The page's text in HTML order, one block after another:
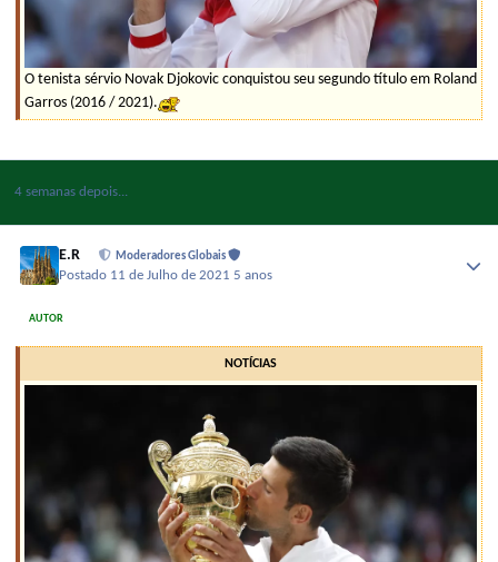
O tenista sérvio Novak Djokovic conquistou seu segundo título em Roland
Garros (2016 / 2021).
4 semanas depois...
E.R Moderadores Globais
Postado 11 de Julho de 2021 5 anos
AUTOR
NOTÍCIAS